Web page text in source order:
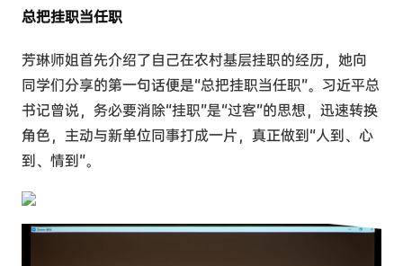
总把挂职当任职
芳琳师姐首先介绍了自己在农村基层挂职的经历，她向
同学们分享的第一句话便是“总把挂职当任职”。习近平总
书记曾说，务必要消除“挂职”是“过客”的思想，迅速转换
角色，主动与新单位同事打成一片，真正做到“人到、心
到、情到”。